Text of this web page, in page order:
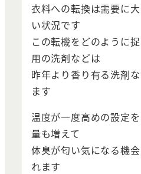
衣料への転換は需要に
い状況です
この転機をどのように
用の洗剤などは
昨年より香り有る洗剤
ます
温度が一度高めの設定
量も増えて
体臭が匂い気になる機
れます